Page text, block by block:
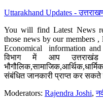
Uttarakhand Updates -
You will find Latest News
those news by our members
Economical information
विभाग में आप उत्तराखंड
संबंधित जानकारी प्राप्त कर
Moderators: Rajendra Joshi,